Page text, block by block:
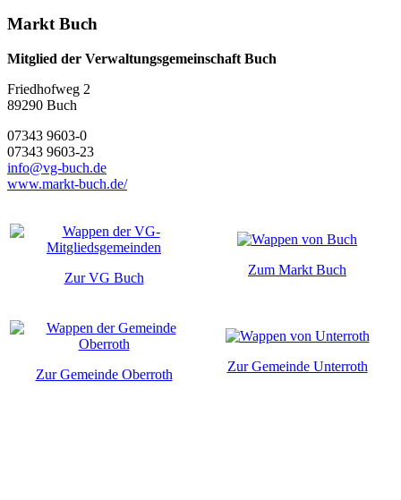
Markt Buch
Mitglied der Verwaltungsgemeinschaft Buch
Friedhofweg 2
89290 Buch
07343 9603-0
07343 9603-23
info@vg-buch.de
www.markt-buch.de/
Zur VG Buch
Zum Markt Buch
Zur Gemeinde Oberroth
Zur Gemeinde Unterroth